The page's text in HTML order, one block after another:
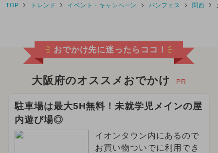
2024年7月のイベント
2024年3月のイベント
2024年5月のイベント
2025年3月のイベント
2026年5月のイベント
2024年4月のイベント
TOP トレンド イベント・キャンペーン パンフェス 関西
おでかけ先に迷ったらココ！
大阪府のオススメおでかけ PR
駐車場は最大5H無料！未就学児メインの屋
内遊び場◎
イオンタウン内にあるので
お買い物ついでに利用でき